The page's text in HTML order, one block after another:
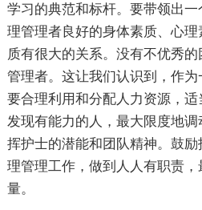
学习的典范和标杆。要带领出
理管理者良好的身体素质、心
质有很大的关系。没有不优秀
管理者。这让我们认识到，作为
要合理利用和分配人力资源，
发现有能力的人，最大限度地
挥护士的潜能和团队精神。鼓
理管理工作，做到人人有职责
量。